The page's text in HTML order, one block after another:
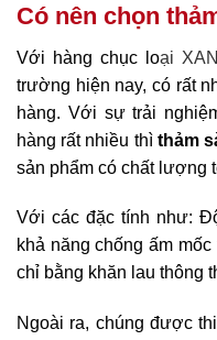
Có nên chọn
Với hàng chục loại
trường hiện nay, có rất
hàng. Với sự trải
hàng rất nhiều thì thảm
sản phẩm có chất lượng
Với các đặc tính như:
khả năng chống ấm
chỉ bằng khăn lau thông
Ngoài ra, chúng được